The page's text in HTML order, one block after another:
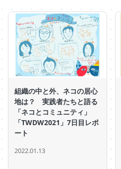
組織の中と外、ネコの居心
地は？ 実践者たちと語る
「ネコとコミュニティ」
「TWDW2021」7日目レポ
ート
2022.01.13